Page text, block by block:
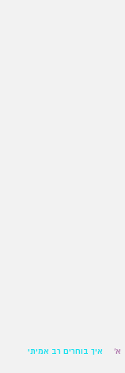
א' איך בוחרים רב אמיתי